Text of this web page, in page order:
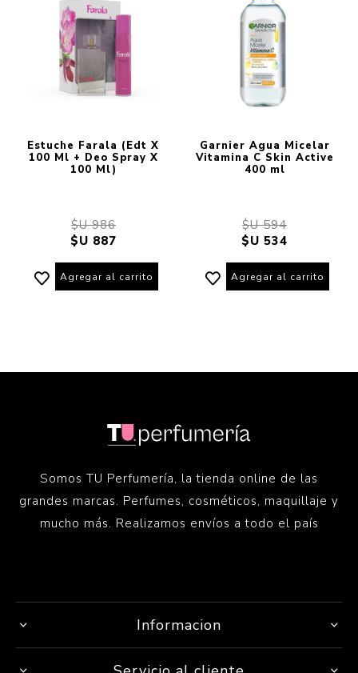
Estuche Farala (Edt X
100 Ml + Deo Spray X
100 Ml)
$U 986
$U 887
Agregar al carrito
Garnier Agua Micelar
Vitamina C Skin Active
400 ml
$U 594
$U 534
Agregar al carrito
Somos TU Perfumería, la tienda online de las
grandes marcas. Perfumes, cosméticos, maquillaje y
mucho más. Realizamos envíos a todo el país
Informacion